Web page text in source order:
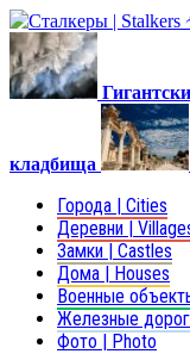
кладбища
Города | Cities
Деревни |
Замки | Castles
Дома | Houses
Военные
Железные
Фото | Photo